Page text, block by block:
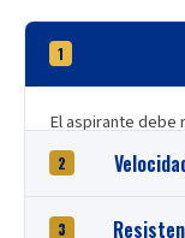
1
El aspirante debe
combina
capacidad de
2
3